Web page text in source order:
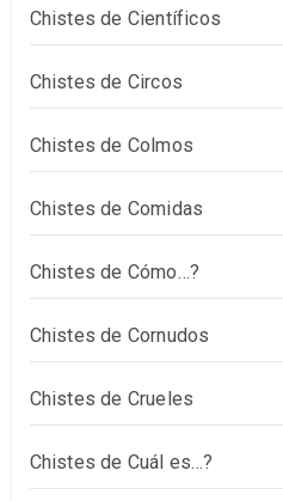
Chistes de Científicos
Chistes de Circos
Chistes de Colmos
Chistes de Comidas
Chistes de Cómo…?
Chistes de Cornudos
Chistes de Crueles
Chistes de Cuál es…?